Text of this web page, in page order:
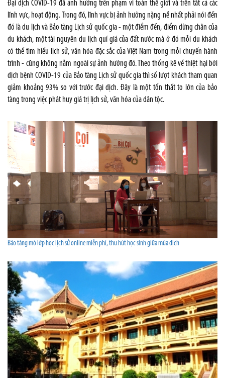
Đại dịch COVID-19 đã ảnh hưởng trên phạm vi toàn thế giới và trên tất cả các
lĩnh vực, hoạt động. Trong đó, lĩnh vực bị ảnh hưởng nặng nề nhất phải nói đến
đó là du lịch và Bảo tàng Lịch sử quốc gia - một điểm đến, điểm dừng chân của
du khách, một tài nguyên du lịch quí giá của đất nước mà ở đó mỗi du khách
có thể tìm hiểu lịch sử, văn hóa đặc sắc của Việt Nam trong mỗi chuyến hành
trình - cũng không nằm ngoài sự ảnh hưởng đó. Theo thống kê về thiệt hại bởi
dịch bệnh COVID-19 của Bảo tàng Lịch sử quốc gia thì số lượt khách tham quan
giảm khoảng 93% so với trước đại dịch. Đây là một tổn thất to lớn của bảo
tàng trong việc phát huy giá trị lịch sử, văn hóa của dân tộc.
Bảo tàng mở lớp học lịch sử online miễn phí, thu hút học sinh giữa mùa dịch